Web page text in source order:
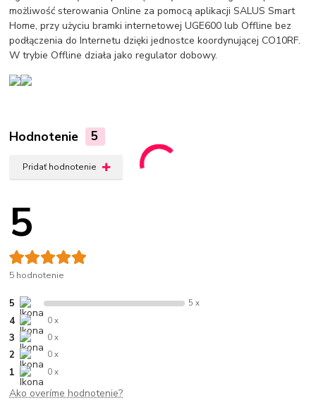
możliwość sterowania Online za pomocą aplikacji SALUS Smart
Home, przy użyciu bramki internetowej UGE600 lub Offline bez
podłączenia do Internetu dzięki jednostce koordynującej CO10RF.
W trybie Offline działa jako regulator dobowy.
Hodnotenie 5
Pridať hodnotenie
5
5 hodnotenie
5 5 x
4 0 x
3 0 x
2 0 x
1 0 x
Ako overíme hodnotenie?